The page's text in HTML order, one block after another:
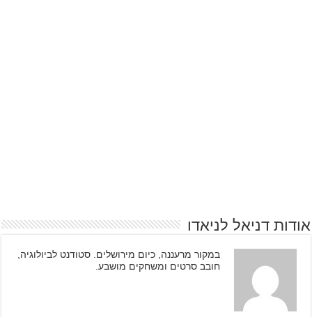
אודות דניאל לניאדו
במקור מרעננה, כיום מירושלים. סטודנט לביולוגיה,
חובב סרטים ומשחקים מושבע.